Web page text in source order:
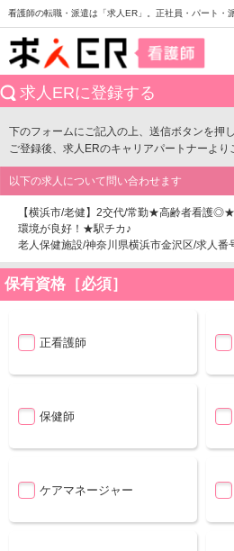
看護師の転職・派遣は「求人ER」。正社員・パート・
求人ERに登録する
下のフォームにご記入の上、送信ボタンを押
ご登録後、求人ERのキャリアパートナーより
以下の求人について問い合わせます
【横浜市/老健】2交代/常勤★高齢者看護
環境が良好！★駅チカ♪
老人保健施設/神奈川県横浜市金沢区/求人
保有資格［必須］
正看護師
保健師
ケアマネージャー